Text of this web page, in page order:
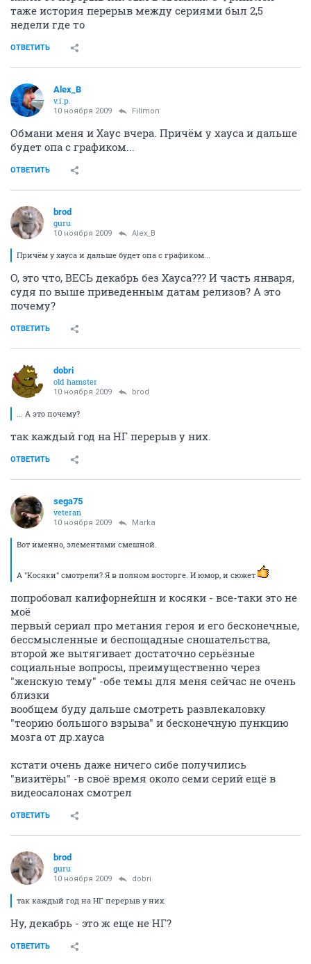
таже история перерыв между сериями был 2,5
недели где то
ОТВЕТИТЬ
Alex_B
v.i.p.
10 ноября 2009 Filimon
Обмани меня и Хаус вчера. Причём у хауса и дальше
будет опа с графиком...
ОТВЕТИТЬ
brod
guru
10 ноября 2009 Alex_B
Причём у хауса и дальше будет опа с графиком...
О, это что, ВЕСЬ декабрь без Хауса??? И часть января,
судя по выше приведенным датам релизов? А это
почему?
ОТВЕТИТЬ
dobri
old hamster
10 ноября 2009 brod
... А это почему?
так каждый год на НГ перерыв у них.
ОТВЕТИТЬ
sega75
veteran
10 ноября 2009 Marka
Вот именно, элементами смешной.
А "Косяки" смотрели? Я в полном восторге. И юмор, и сюжет
попробовал калифорнейшн и косяки - все-таки это не
моё
первый сериал про метания героя и его бесконечные,
бессмысленные и беспощадные сношательства,
второй же вытягивает достаточно серьёзные
социальные вопросы, преимущественно через
"женскую тему" -обе темы для меня сейчас не очень
близки
вообщем буду дальше смотреть развлекаловку
"теорию большого взрыва" и бесконечную пункцию
мозга от др.хауса
кстати очень даже ничего сибе получились
"визитёры" -в своё время около семи серий ещё в
видеосалонах смотрел
ОТВЕТИТЬ
brod
guru
10 ноября 2009 dobri
так каждый год на НГ перерыв у них.
Ну, декабрь - это ж еще не НГ?
ОТВЕТИТЬ